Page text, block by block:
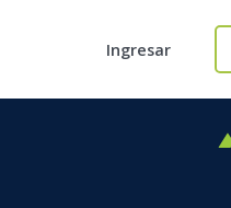
Ingresar